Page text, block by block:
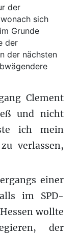
der
sich
Grunde
der
der nächsten
Clement
und nicht
ich mein
verlassen,
einer
im SPD-
wollte
der